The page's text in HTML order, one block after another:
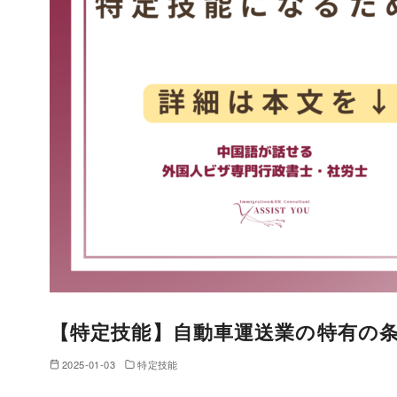
【特定技能】自動車運送業の特有の
2025-01-03 特定技能